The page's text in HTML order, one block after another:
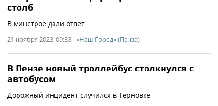
столб
В минстрое дали ответ
21 ноября 2023, 09:33 «Наш Город» (Пенза)
В Пензе новый троллейбус столкнулся с
автобусом
Дорожный инцидент случился в Терновке